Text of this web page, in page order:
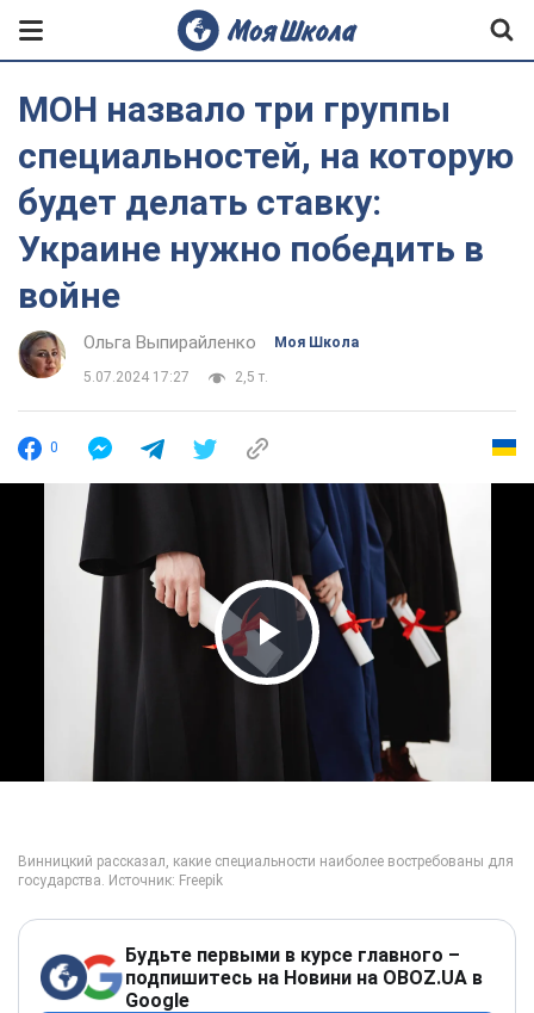
МОН назвало три группы
специальностей, на которую
будет делать ставку:
Украине нужно победить в
войне
Ольга Выпирайленко Моя Школа
5.07.2024 17:27 2,5 т.
0
Play Video
Будьте первыми в курсе главного –
подпишитесь на Новини на OBOZ.UA в
Google